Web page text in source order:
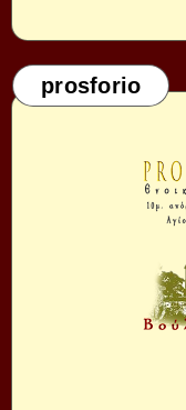
prosforio